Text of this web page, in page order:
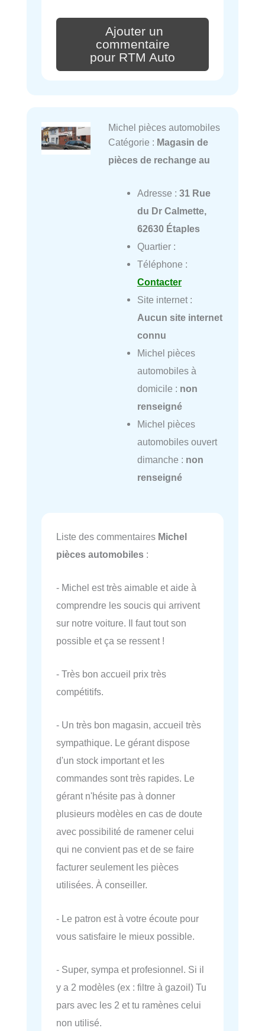
Ajouter un
commentaire
pour RTM Auto
Michel pièces automobiles
Catégorie : Magasin de
pièces de rechange au
Adresse : 31 Rue
du Dr Calmette,
62630 Étaples
Quartier :
Téléphone :
Contacter
Site internet :
Aucun site internet
connu
Michel pièces
automobiles à
domicile : non
renseigné
Michel pièces
automobiles ouvert
dimanche : non
renseigné
Liste des commentaires Michel
pièces automobiles :
- Michel est très aimable et aide à
comprendre les soucis qui arrivent
sur notre voiture. Il faut tout son
possible et ça se ressent !
- Très bon accueil prix très
compétitifs.
- Un très bon magasin, accueil très
sympathique. Le gérant dispose
d'un stock important et les
commandes sont très rapides. Le
gérant n'hésite pas à donner
plusieurs modèles en cas de doute
avec possibilité de ramener celui
qui ne convient pas et de se faire
facturer seulement les pièces
utilisées. À conseiller.
- Le patron est à votre écoute pour
vous satisfaire le mieux possible.
- Super, sympa et profesionnel. Si il
y a 2 modèles (ex : filtre à gazoil) Tu
pars avec les 2 et tu ramènes celui
non utilisé.